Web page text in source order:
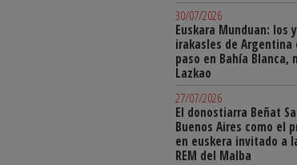
30/07/2026
Euskara Munduan: los
irakasles de Argentina
paso en Bahía Blanca,
Lazkao
27/07/2026
El donostiarra Beñat
Buenos Aires como el
en euskera invitado a
REM del Malba